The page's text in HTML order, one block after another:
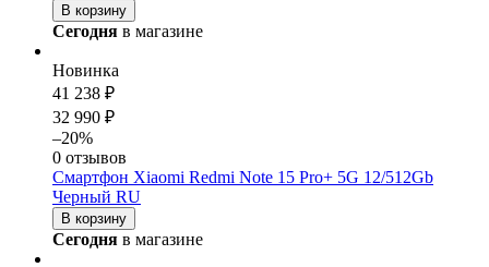
В корзину
Сегодня в магазине
Новинка
41 238 ₽
32 990 ₽
–20%
0 отзывов
Смартфон Xiaomi Redmi Note 15 Pro+ 5G 12/512Gb
Черный RU
В корзину
Сегодня в магазине